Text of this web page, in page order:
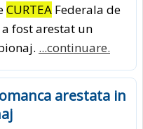
CURTEA Federala de
fost arestat un
...continuare.
arestata in